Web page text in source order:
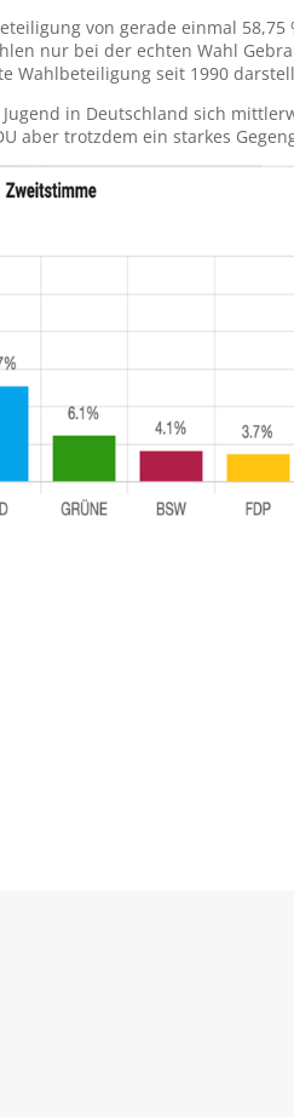
von gerade einmal 58,75
nur bei der echten Wahl
Wahlbeteiligung seit 1990
in Deutschland sich
aber trotzdem ein starkes